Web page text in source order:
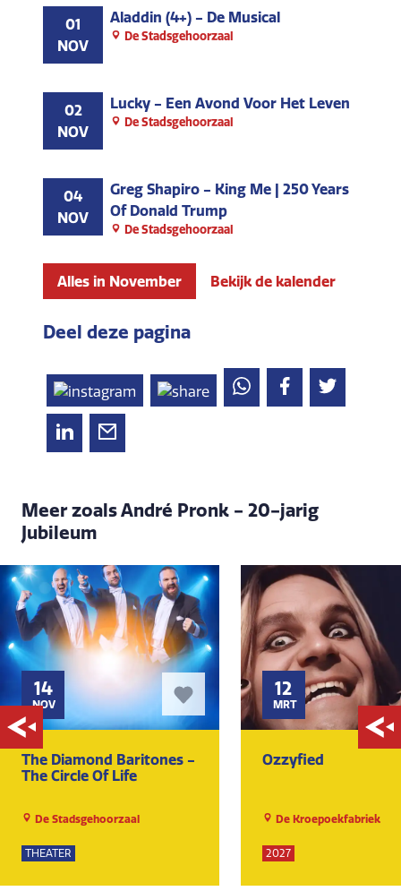
01
NOV
Aladdin (4+) - De Musical
De Stadsgehoorzaal
02
NOV
Lucky - Een Avond Voor Het Leven
De Stadsgehoorzaal
04
NOV
Greg Shapiro - King Me | 250 Years
Of Donald Trump
De Stadsgehoorzaal
Alles in November Bekijk de kalender
Deel deze pagina
Meer zoals André Pronk - 20-jarig
Jubileum
14
NOV
The Diamond Baritones -
The Circle Of Life
De Stadsgehoorzaal
THEATER
12
MRT
Ozzyfied
De Kroepoekfabriek
2027